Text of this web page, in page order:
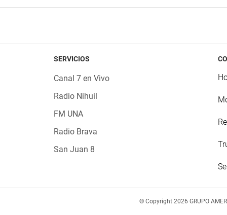
SERVICIOS
Canal 7 en Vivo
Radio Nihuil
FM UNA
Radio Brava
San Juan 8
© Copyright 2026 GRUPO